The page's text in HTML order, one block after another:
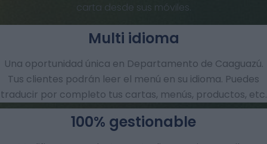
carta desde sus móviles.
Una oportunidad única en Departamento de Caaguazú.
Tus clientes podrán leer el menú en su idioma. Puedes
traducir por completo tus cartas, menús, productos, etc.
Multi idioma
100% gestionable